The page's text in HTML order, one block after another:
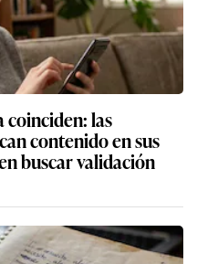
coinciden: las
contenido en sus
buscar validación